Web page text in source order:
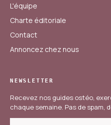
L'équipe
Charte éditoriale
Contact
Annoncez chez nous
NEWSLETTER
Recevez nos guides ostéo,
chaque semaine. Pas de spam,